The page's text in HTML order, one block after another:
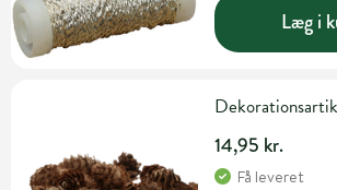
Læg i
14,95 kr.
Få leveret